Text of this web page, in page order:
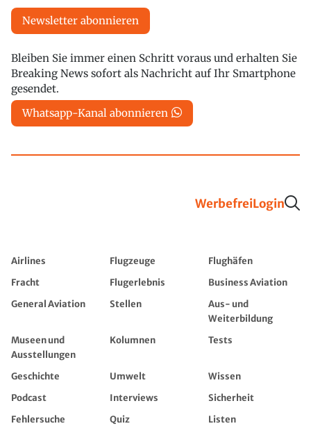
Newsletter abonnieren
Bleiben Sie immer einen Schritt voraus und erhalten Sie
Breaking News sofort als Nachricht auf Ihr Smartphone
gesendet.
Whatsapp-Kanal abonnieren
WerbefreiLogin
Airlines Flugzeuge
Flughäfen
Fracht
Flugerlebnis
Business Aviation
General Aviation
Stellen
Aus- und
Weiterbildung
Museen und
Ausstellungen
Kolumnen Tests
Geschichte Umwelt
Wissen
Podcast
Interviews
Sicherheit
Fehlersuche
Quiz
Listen